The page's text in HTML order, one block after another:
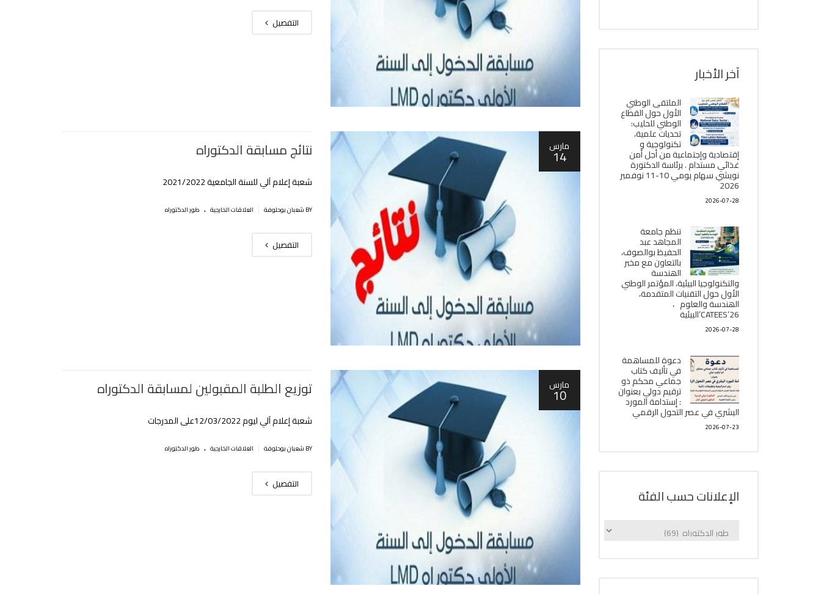
التفصيل
مارس
14 نتائج مسابقة الدكتوراه
شعبة إعلام آلي للسنة الجامعية 2021/2022
BY شعبان بوحلوفة العلاقات الخارجية . طور الدكتوراه
التفصيل
مارس
10 توزيع الطلبة المقبولين لمسابقة الدكتوراه
شعبة إعلام آلي ليوم 12/03/2022على المدرجات
BY شعبان بوحلوفة العلاقات الخارجية . طور الدكتوراه
التفصيل
آخر الأخبار
الملتقى الوطني
الأول حول القطاع
الوطني للحليب:
تحديات علمية،
تكنولوجية و
إقتصادية وإجتماعية من أجل أمن
غذائي مستدام . برئاسة الدكتورة
نويشي سهام يومي 10-11 نوفمبر
2026
2026-07-28
تنظم جامعة
المجاهد عبد
الحفيظ بوالصوف،
بالتعاون مع مخبر
الھندسة
والتكنولوجيا البیئیة، المؤتمر الوطني
الأول حول التقنيات المتقدمة،
الھندسة والعلوم ،
CATEES’26’البیئية
2026-07-28
دعوة للمساهمة
في تأليف كتاب
جماعي محكم ذو
ترقيم دولي بعنوان
: إستدامة المورد
البشري في عصر التحول الرقمي
2026-07-23
الإعلانات حسب الفئة
الإعلانات